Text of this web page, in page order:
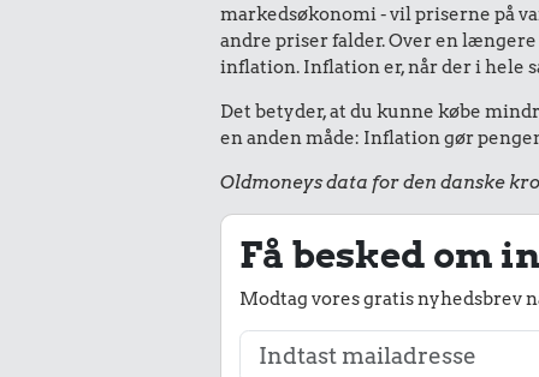
markedsøkonomi - vil priserne på
andre priser falder. Over en
inflation. Inflation er, når der i hele
Det betyder, at du kunne købe
en anden måde: Inflation gør
Oldmoneys data for den danske
Få besked om
Modtag vores gratis nyhedsbrev